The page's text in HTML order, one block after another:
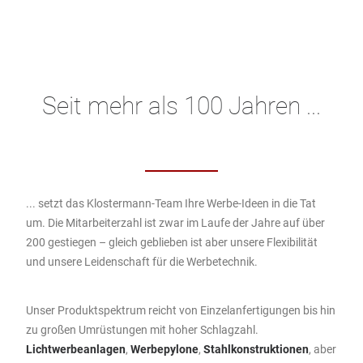
Seit mehr als 100 Jahren ...
... setzt das Klostermann-Team Ihre Werbe-Ideen in die Tat
um. Die Mitarbeiterzahl ist zwar im Laufe der Jahre auf über
200 gestiegen – gleich geblieben ist aber unsere Flexibilität
und unsere Leidenschaft für die Werbetechnik.
Unser Produktspektrum reicht von Einzelanfertigungen bis hin
zu großen Umrüstungen mit hoher Schlagzahl.
Lichtwerbeanlagen, Werbepylone, Stahlkonstruktionen, aber